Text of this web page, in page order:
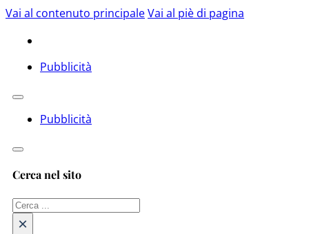
Vai al contenuto principaleVai al piè di pagina
Pubblicità
Pubblicità
Cerca nel sito
Cerca
×